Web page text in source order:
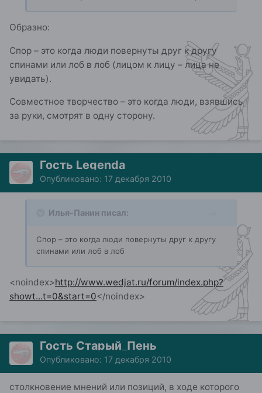
Образно:
Спор – это когда люди повернуты друг к другу
спинами или лоб в лоб (лицом к лицу – лица не
увидать).
Совместное творчество – это когда люди, взявшись
за руки, смотрят в одну сторону.
Гость Legenda
Опубликовано: 17 декабря 2010
Илья-Панин писал:
Спор – это когда люди повернуты друг к другу
спинами или лоб в лоб
<noindex>http://www.wedjat.ru/forum/index.php?
showt...t=0&start=0</noindex>
Гость Старый_Пень
Опубликовано: 17 декабря 2010
столкновение мнений или позиций, в ходе которого